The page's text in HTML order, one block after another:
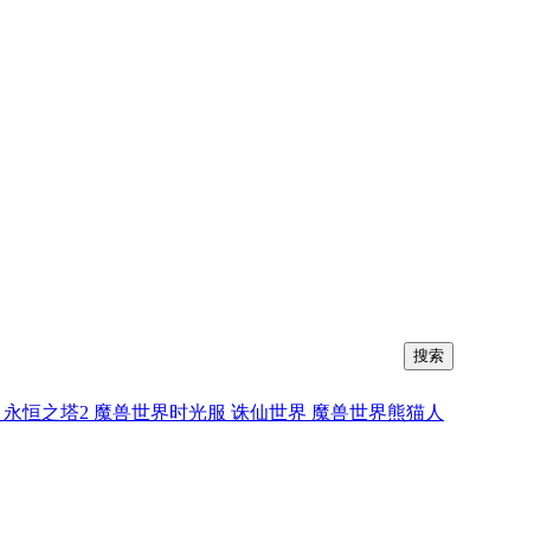
搜索
永恒之塔2 魔兽世界时光服 诛仙世界 魔兽世界熊猫人